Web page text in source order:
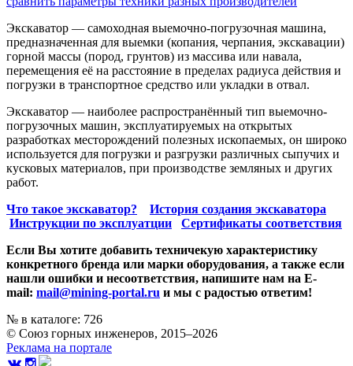
Экскаватор — самоходная выемочно-погрузочная машина,
предназначенная для выемки (копания, черпания, экскавации)
горной массы (пород, грунтов) из массива или навала,
перемещения её на расстояние в пределах радиуса действия и
погрузки в транспортное средство или укладки в отвал.
Экскаватор — наиболее распространённый тип выемочно-
погрузочных машин, эксплуатируемых на открытых
разработках месторождений полезных ископаемых, он широко
используется для погрузки и разгрузки различных сыпучих и
кусковых материалов, при производстве земляных и других
работ.
Что такое экскаватор?
История создания экскаватора
Инструкции по эксплуатции
Сертификаты соответствия
Если Вы хотите добавить техничекую характеристику
конкретного бренда или марки оборудования, а также если
нашли ошибки и несоответствия, напишите нам на E-
mail: mail@mining-portal.ru и мы с радостью ответим!
№ в каталоге: 726
© Союз горных инженеров, 2015–2026
Реклама на портале